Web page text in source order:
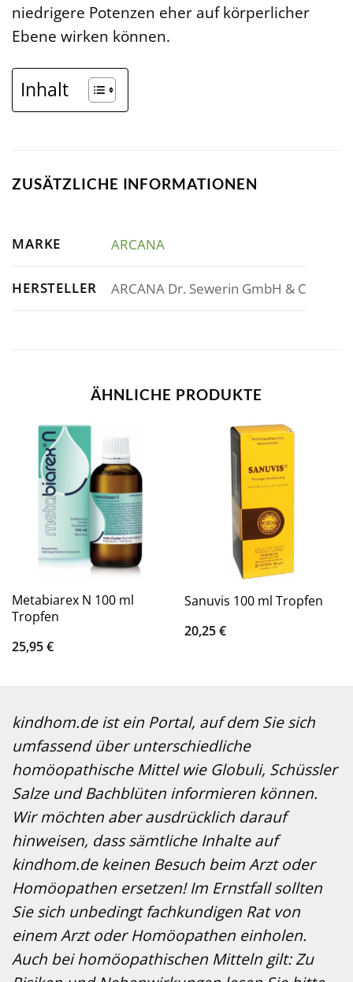
niedrigere Potenzen eher auf körperlicher
Ebene wirken können.
Inhalt
ZUSÄTZLICHE INFORMATIONEN
MARKE ARCANA
HERSTELLER ARCANA Dr. Sewerin GmbH & C
ÄHNLICHE PRODUKTE
Metabiarex N 100 ml
Tropfen
25,95€
Sanuvis 100 ml Tropfen
20,25€
kindhom.de ist ein Portal, auf dem Sie sich
umfassend über unterschiedliche
homöopathische Mittel wie Globuli, Schüssler
Salze und Bachblüten informieren können.
Wir möchten aber ausdrücklich darauf
hinweisen, dass sämtliche Inhalte auf
kindhom.de keinen Besuch beim Arzt oder
Homöopathen ersetzen! Im Ernstfall sollten
Sie sich unbedingt fachkundigen Rat von
einem Arzt oder Homöopathen einholen.
Auch bei homöopathischen Mitteln gilt: Zu